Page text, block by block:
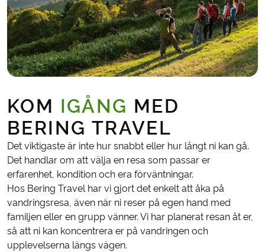
KOM IGÅNG MED
BERING TRAVEL
Det viktigaste är inte hur snabbt eller hur långt ni kan gå.
Det handlar om att välja en resa som passar er
erfarenhet, kondition och era förväntningar.
Hos Bering Travel har vi gjort det enkelt att åka på
vandringsresa, även när ni reser på egen hand med
familjen eller en grupp vänner. Vi har planerat resan åt er,
så att ni kan koncentrera er på vandringen och
upplevelserna längs vägen.